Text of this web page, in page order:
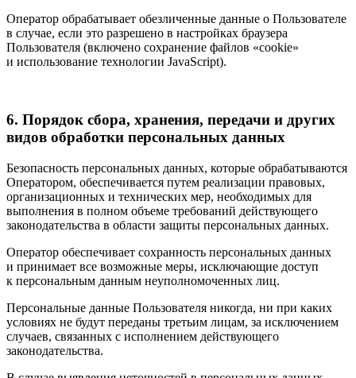
Оператор обрабатывает обезличенные данные о Пользователе
в случае, если это разрешено в настройках браузера
Пользователя (включено сохранение файлов «cookie»
и использование технологии JavaScript).
6. Порядок сбора, хранения, передачи и других
видов обработки персональных данных
Безопасность персональных данных, которые обрабатываются
Оператором, обеспечивается путем реализации правовых,
организационных и технических мер, необходимых для
выполнения в полном объеме требований действующего
законодательства в области защиты персональных данных.
Оператор обеспечивает сохранность персональных данных
и принимает все возможные меры, исключающие доступ
к персональным данным неуполномоченных лиц.
Персональные данные Пользователя никогда, ни при каких
условиях не будут переданы третьим лицам, за исключением
случаев, связанных с исполнением действующего
законодательства.